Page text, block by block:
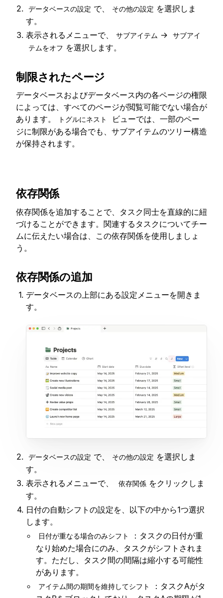
データベースの設定 で、 その他の設定 を選択しま
す。
表示されるメニューで、
サブアイテム →
サブアイ
テムをオフ を選択します。
制限されたページ
データベースおよびデータベース内の各ページの権限
によっては、すべてのページが閲覧可能でない場合が
あります。
トグルにネスト
ビューでは、一部のペー
ジに制限がある場合でも、サブアイテムのツリー構造
が保持されます。
依存関係
依存関係を追加することで、タスク同士を直線的に紐
づけることができます。関連するタスクについてチー
ムに伝えたい場合は、この依存関係を使用しましょ
う。
依存関係の追加
データベースの上部にある設定メニューを開きま
す。
データベースの設定 で、 その他の設定 を選択しま
す。
表示されるメニューで、
依存関係 をクリックしま
す。
日付の自動シフトの設定を、以下の中から1つ選択
します。
日付が重なる場合のみシフト ： タスクの日付が重
なり始めた場合にのみ、タスクがシフトされま
す。ただし、タスク間の間隔は縮小する可能性
があります。
アイテム間の期間を維持してシフト
：タスクAがタ